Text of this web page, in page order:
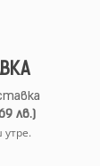
лв.)